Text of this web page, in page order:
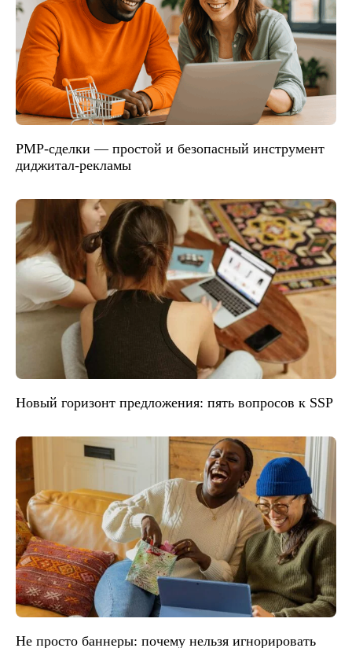
PMP-сделки — простой и безопасный инструмент
диджитал-рекламы
Новый горизонт предложения: пять вопросов к SSP
Не просто баннеры: почему нельзя игнорировать